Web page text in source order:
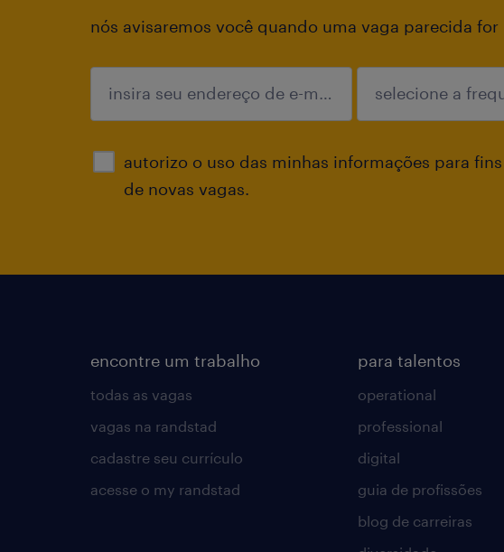
nós avisaremos você quando uma vaga parecida for
autorizo o uso das minhas informações para
de novas vagas.
enviar
encontre um trabalho
todas as vagas
vagas na randstad
cadastre seu currículo
acesse o my randstad
para talentos
operational
professional
digital
guia de profissões
blog de carreiras